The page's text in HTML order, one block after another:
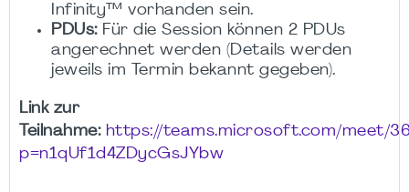
Infinity™ vorhanden sein.
PDUs: Für die Session können 2 PDUs
angerechnet werden (Details werden
jeweils im Termin bekannt gegeben).
Link zur
Teilnahme: https://teams.microsoft.com/meet/
p=n1qUf1d4ZDycGsJYbw